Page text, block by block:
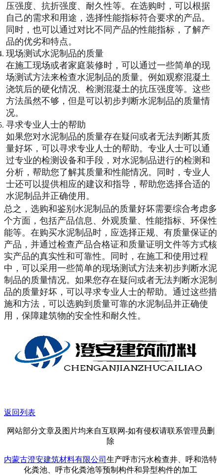
压强度、抗折强度、耐久性等。在选购时，可以根据
自己的需求和用途，选择性能指标符合要求的产品。
同时，也可以通过对比不同产品的性能指标，了解产
品的优劣和特点。
现场测试水泥制品的质量
在施工现场或者家庭装修时，可以通过一些简单的现
场测试方法来检查水泥制品的质量。例如观察混凝土
浇筑后的硬化情况、检测混凝土的抗压强度等。这些
方法虽然不够，但是可以初步判断水泥制品的质量情
况。
寻求专业人士的帮助
如果您对水泥制品的质量存在疑问或者无法判断其质
量好坏，可以寻求专业人士的帮助。专业人士可以通
过专业的检测设备和手段，对水泥制品进行的检测和
分析，帮助您了解其质量和性能情况。同时，专业人
士还可以提供相应的建议和指导，帮助您选择合适的
水泥制品并正确使用。
总之，选购和鉴别水泥制品的质量好坏需要综合考虑多
个方面，包括产品信息、外观质量、性能指标、环保性
能等。在购买水泥制品时，应选择正规、有质量保证的
产品，并通过检查产品合格证和质量证明文件等方式核
实产品的真实性和可靠性。同时，在施工和使用过程
中，可以采用一些简单的现场测试方法来初步判断水泥
制品的质量情况。如果您存在疑问或者无法判断水泥制
品的质量好坏，可以寻求专业人士的帮助。通过这些措
施和方法，可以选购到质量可靠的水泥制品并正确使
用，保障建筑物的安全性和耐久性。
返回列表
网站部分文章及图片均来自互联网-如有侵权请联系管理员删
除
内蒙古澄安建筑材料有限公司 生产呼市污水检查井、呼和浩特
化粪池、呼市化粪池等预制构件和异型构件的加工